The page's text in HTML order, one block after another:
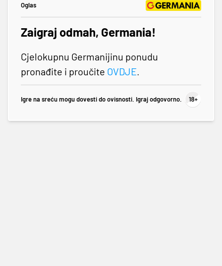
Oglas
Zaigraj odmah, Germania!
Cjelokupnu Germanijinu ponudu
pronađite i proučite OVDJE.
Igre na sreću mogu dovesti do ovisnosti. Igraj odgovorno.